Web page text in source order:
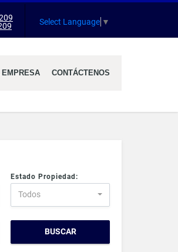
Select Language ▼
EMPRESA CONTÁCTENOS
Estado Propiedad:
Todos
BUSCAR